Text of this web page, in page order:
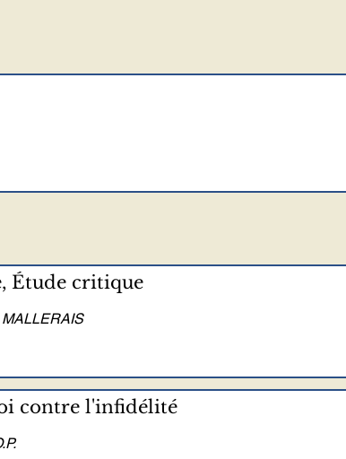
Étude critique
contre l'infidélité